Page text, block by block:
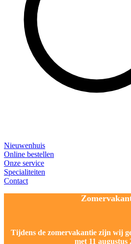
Nieuwenhuis
Online bestellen
Onze service
Specialiteiten
Contact
Tijdens de zomervakantie zijn wij
met 11 augustus